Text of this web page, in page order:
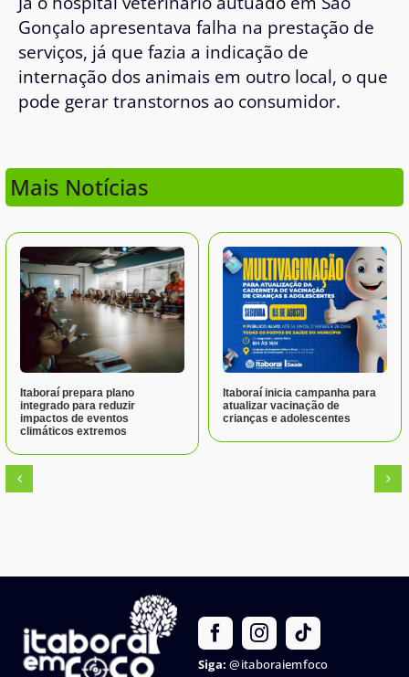
Gonçalo apresentava falha na prestação de
serviços, já que fazia a indicação de
internação dos animais em outro local, o que
pode gerar transtornos ao consumidor.
Mais Notícias
Itaboraí prepara plano
integrado para reduzir
impactos de eventos
climáticos extremos
Itaboraí inicia campanha para
atualizar vacinação de
crianças e adolescentes
Siga: @itaboraiemfoco